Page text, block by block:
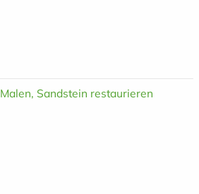
Sandstein restaurieren